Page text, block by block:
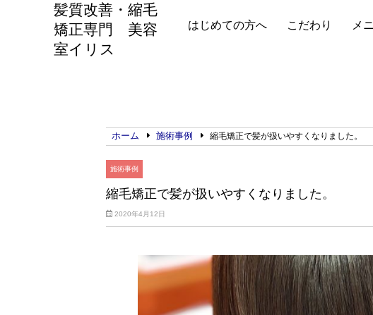
髪質改善・縮毛
矯正専門 美容
室イリス
はじめての方へ こだわり メ
ホーム 施術事例 縮毛矯正で髪が扱いやすくなりました。
施術事例
縮毛矯正で髪が扱いやすくなりました。
2020年4月12日